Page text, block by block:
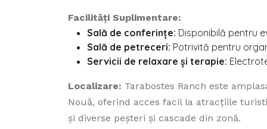
Facilități Suplimentare:
Sală de conferințe: Disponibilă pentru
Sală de petreceri: Potrivită pentru
Servicii de relaxare și terapie:
Localizare: Tarabostes Ranch este
Nouă, oferind acces facil la atracțiile
și diverse peșteri și cascade din zonă.